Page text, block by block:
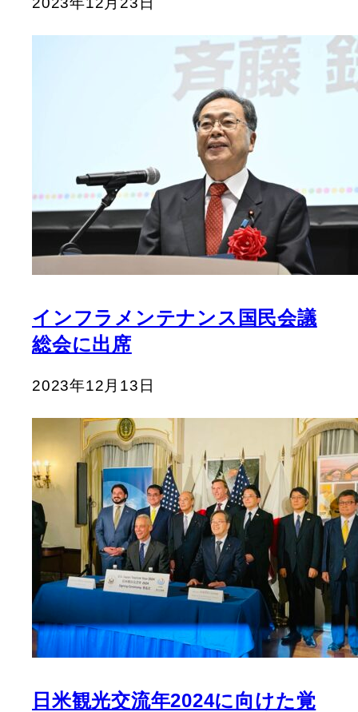
インフラメンテナンス国民会議
総会に出席
2023年12月13日
日米観光交流年2024に向けた覚